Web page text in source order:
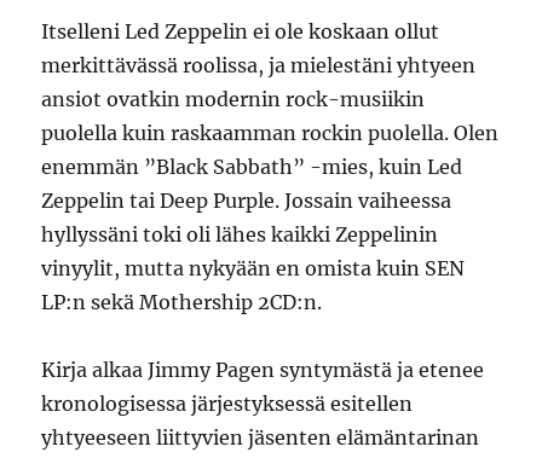
Itselleni Led Zeppelin ei ole koskaan ollut
merkittävässä roolissa, ja mielestäni yhtyeen
ansiot ovatkin modernin rock-musiikin
puolella kuin raskaamman rockin puolella. Olen
enemmän ”Black Sabbath” -mies, kuin Led
Zeppelin tai Deep Purple. Jossain vaiheessa
hyllyssäni toki oli lähes kaikki Zeppelinin
vinyylit, mutta nykyään en omista kuin SEN
LP:n sekä Mothership 2CD:n.
Kirja alkaa Jimmy Pagen syntymästä ja etenee
kronologisessa järjestyksessä esitellen
yhtyeeseen liittyvien jäsenten elämäntarinan